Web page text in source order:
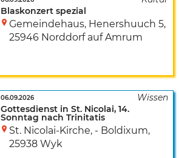
Blaskonzert spezial
Gemeindehaus, Henershuuch 5,
25946 Norddorf auf Amrum
06.09.2026
Gottesdienst in St. Nicolai, 14.
Sonntag nach Trinitatis
St. Nicolai-Kirche, - Boldixum,
25938 Wyk